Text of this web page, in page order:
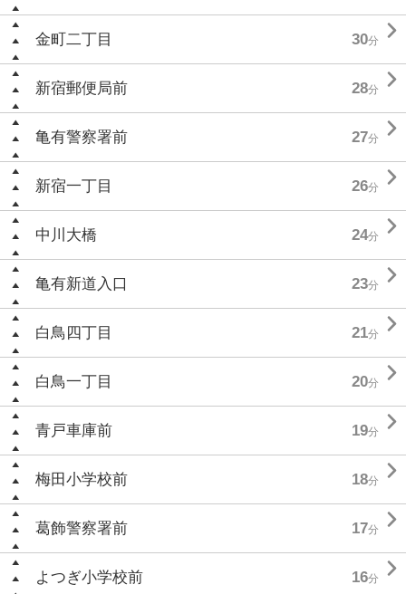
金町二丁目 30分 
新宿郵便局前 28分 
亀有警察署前 27分 
新宿一丁目 26分 
中川大橋 24分 
亀有新道入口 23分 
白鳥四丁目 21分 
白鳥一丁目 20分 
青戸車庫前 19分 
梅田小学校前 18分 
葛飾警察署前 17分 
よつぎ小学校前 16分 